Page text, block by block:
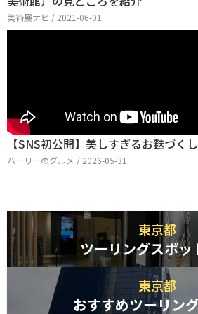
美術展ナビ / 2021-06-01
【SNS初公開】美しすぎるお麩づく
ハーリーのグルメ / 2026-05-31
東京都
ツーリングスポッ
東京都
おすすめツーリン